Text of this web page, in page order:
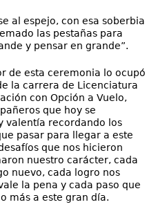
al espejo, con esa soberbia
las pestañas para
y pensar en grande”.
de esta ceremonia lo ocupó
la carrera de Licenciatura
con Opción a Vuelo,
que hoy se
valentía recordando los
pasar para llegar a este
que nos hicieron
nuestro carácter, cada
nuevo, cada logro nos
la pena y cada paso que
más a este gran día.